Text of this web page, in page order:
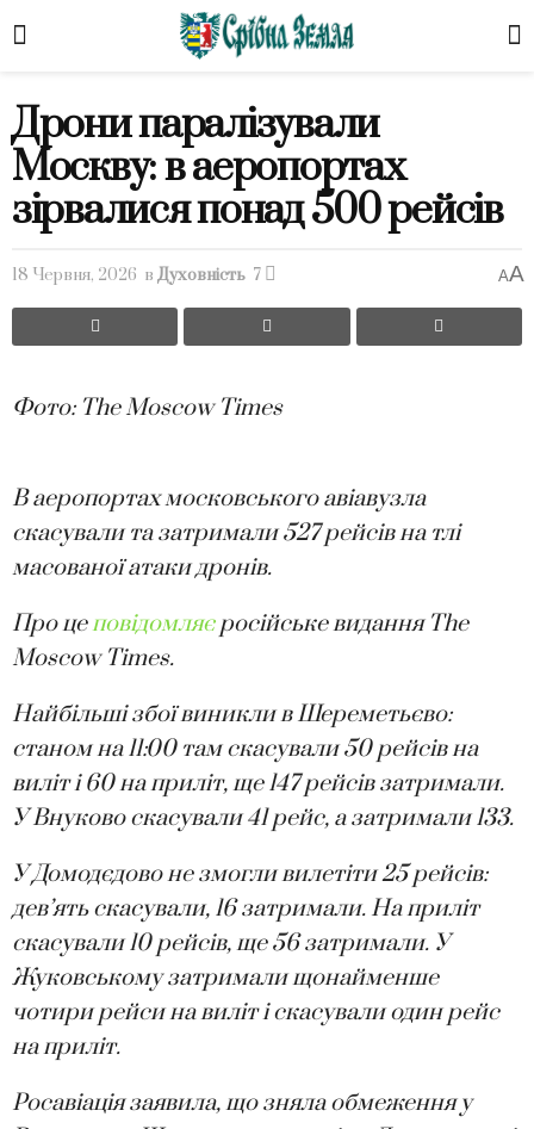
Дрони паралізували
Москву: в аеропортах
зірвалися понад 500 рейсів
18 Червня, 2026 в Духовність 7 AA
Фото: The Moscow Times
В аеропортах московського авіавузла
скасували та затримали 527 рейсів на тлі
масованої атаки дронів.
Про цеповідомляєросійське видання The
Moscow Times.
Найбільші збої виникли в Шереметьєво:
станом на 11:00 там скасували 50 рейсів на
виліт і 60 на приліт, ще 147 рейсів затримали.
У Внуково скасували 41 рейс, а затримали 133.
У Домодєдово не змогли вилетіти 25 рейсів:
дев’ять скасували, 16 затримали. На приліт
скасували 10 рейсів, ще 56 затримали. У
Жуковському затримали щонайменше
чотири рейси на виліт і скасували один рейс
на приліт.
Росавіація заявила, що зняла обмеження у